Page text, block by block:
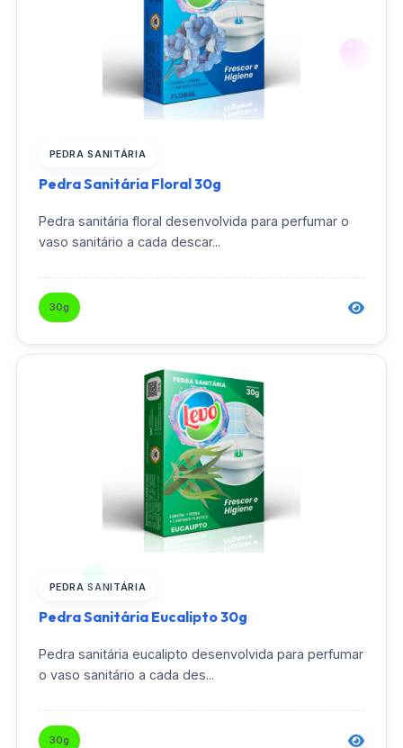
PEDRA SANITÁRIA
Pedra Sanitária Floral 30g
Pedra sanitária floral desenvolvida para perfumar o
vaso sanitário a cada descar...
30g
PEDRA SANITÁRIA
Pedra Sanitária Eucalipto 30g
Pedra sanitária eucalipto desenvolvida para perfumar
o vaso sanitário a cada des...
30g